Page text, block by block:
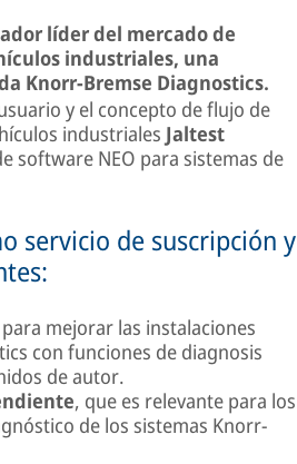
líder del mercado de
industriales, una
Knorr-Bremse Diagnostics.
y el concepto de flujo de
industriales Jaltest
software NEO para sistemas de
servicio de suscripción y
mejorar las instalaciones
con funciones de diagnosis
de autor.
, que es relevante para los
de los sistemas Knorr-